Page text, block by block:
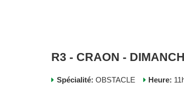
R3 - CRAON -
Spécialité: OBSTACLE Heure: